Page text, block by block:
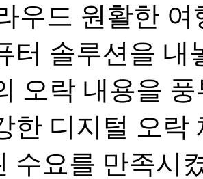
우드 원활한
터 솔루션을 내
오락 내용을
한 디지털 오락
수요를 만족시